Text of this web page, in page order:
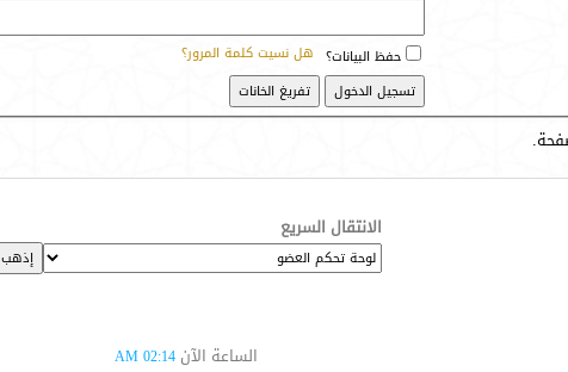
هل نسيت كلمة المرور؟ حفظ البيانات؟
الانتقال السريع
الساعة الآن 02:14 AM